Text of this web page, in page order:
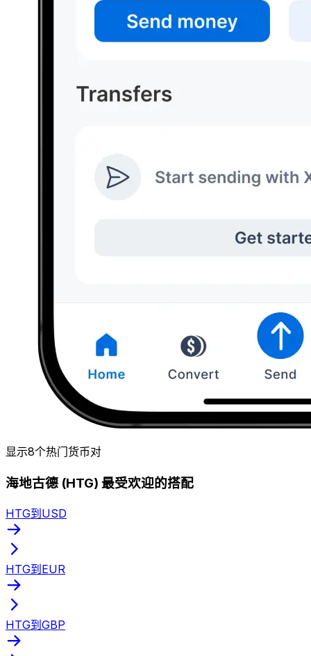
显示8个热门货币对
海地古德 (HTG) 最受欢迎的搭配
HTG到USD
HTG到EUR
HTG到GBP